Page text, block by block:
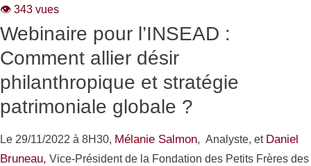
👁️ 343 vues
Webinaire pour l’INSEAD :
Comment allier désir
philanthropique et stratégie
patrimoniale globale ?
Le 29/11/2022 à 8H30, Mélanie Salmon, Analyste, et Daniel
Bruneau, Vice-Président de la Fondation des Petits Frères des